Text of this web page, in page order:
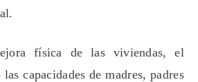
física de las viviendas, el
capacidades de madres, padres